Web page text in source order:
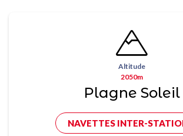
Altitude
2050m
Plagne Soleil
NAVETTES INTER-